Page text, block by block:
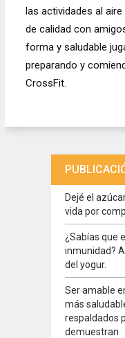
las actividades al
de calidad con
forma y saludable
preparando y
CrossFit.
Dejé el
vida por
¿Sabías que
inmunidad?
del yogur.
Ser amable
más
respaldados
demuestran